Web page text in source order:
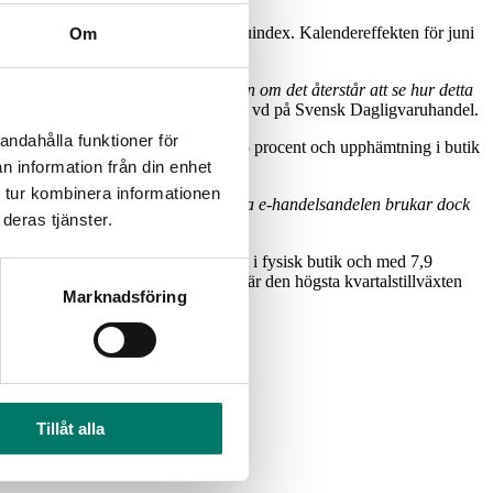
Om
funktioner för
information från din enhet
kombinera informationen
tjänster.
Marknadsföring
Tillåt alla
Dagligvaruhandels Dagligvaruindex. Kalendereffekten för juni
under sommarens inledning, även om det återstår att se hur detta
sig
, säger Karin Brynell, vd på Svensk Dagligvaruhandel.
Hemleverans ökade med 13,5 procent och upphämtning i butik
år 2023 och 2024. Den höga e-handelsandelen brukar dock
ökade med 6,1 procent i fysisk butik och med 7,9
därmed till 5,0 procent. Det är den högsta kvartalstillväxten